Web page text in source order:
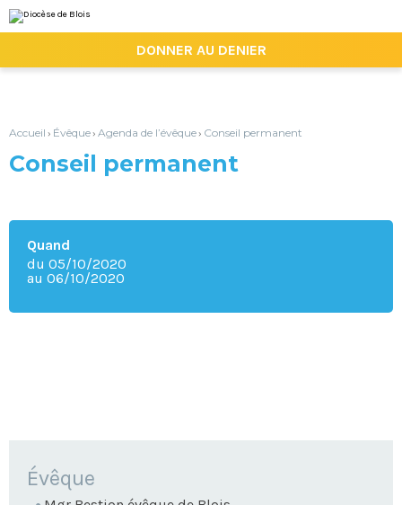
au
contenu.
la
personnels
DONNER AU DENIER
Accueil › Évêque› Agenda de l’évêque› Conseil permanent
Conseil permanent
Quand
du 05/10/2020
au 06/10/2020
NAVIGATION
Évêque